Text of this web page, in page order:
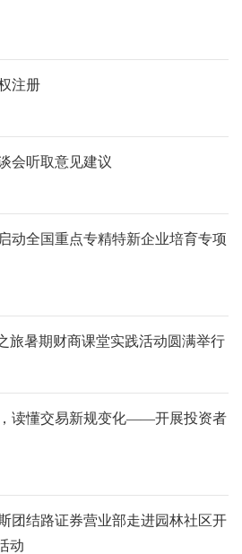
注册
会听取意见建议
动全国重点专精特新企业培育专项
旅暑期财商课堂实践活动圆满举行
读懂交易新规变化——开展投资者
团结路证券营业部走进园林社区开
动